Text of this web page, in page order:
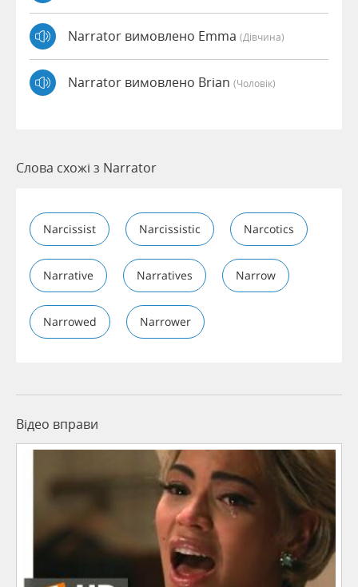
Narrator вимовлено Emma (дівчина)
Narrator вимовлено Brian (чоловік)
Слова схожі з Narrator
Narcissist Narcissistic Narcotics
Narrative Narratives Narrow
Narrowed Narrower
Відео вправи